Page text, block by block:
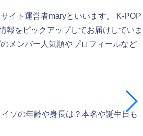
イト運営者maryといいます。 K-POP
報をピックアップしてお届けしていま
メンバー人気順やプロフィールなど
ソの年齢や身長は？本名や誕生日も